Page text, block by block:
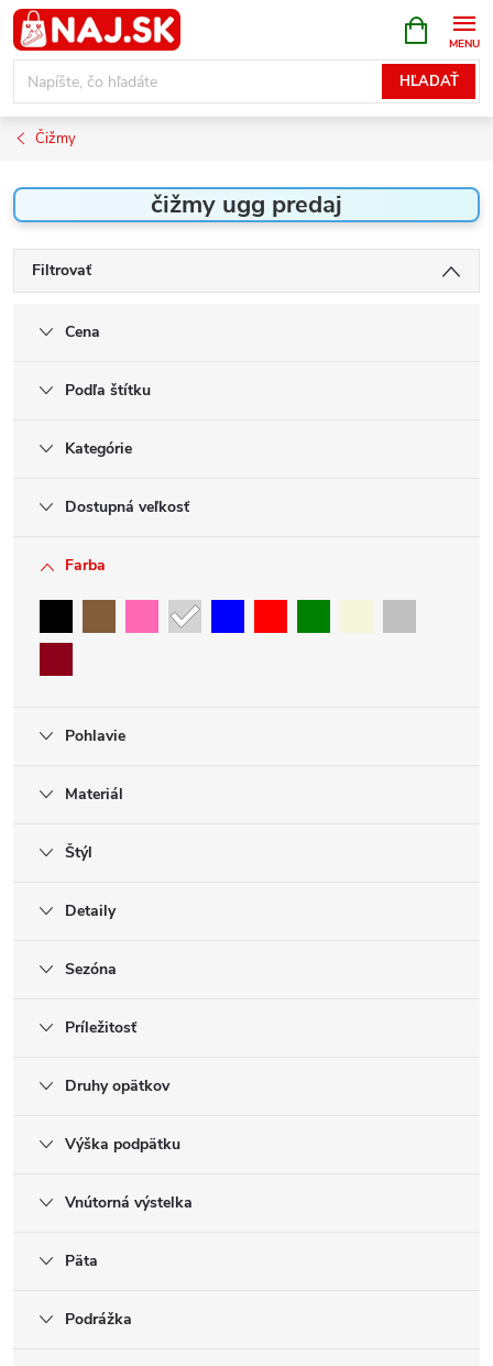
Prejsť
na
obsah
HĽADAŤ
KOŠÍK
Čižmy
čižmy ugg predaj
Filtrovať
Cena
Podľa štítku
Kategórie
Dostupná veľkosť
Farba
Pohlavie
Materiál
Štýl
Detaily
Sezóna
Príležitosť
Druhy opätkov
Výška podpätku
Vnútorná výstelka
Päta
Podrážka